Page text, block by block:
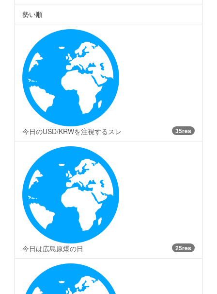
勢い順
今日のUSD/KRWを注視するスレ 35res
今日は広島原爆の日 25res